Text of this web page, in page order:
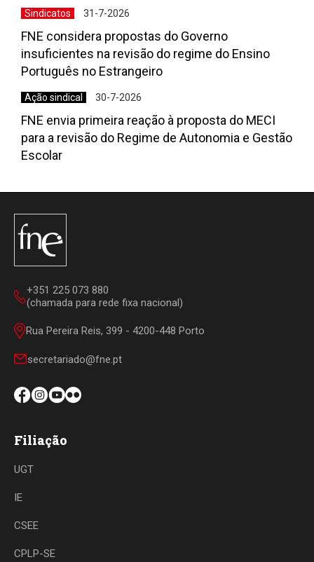
Sindicatos 31-7-2026
FNE considera propostas do Governo
insuficientes na revisão do regime do Ensino
Português no Estrangeiro
Ação sindical 30-7-2026
FNE envia primeira reação à proposta do MECI
para a revisão do Regime de Autonomia e Gestão
Escolar
+351 225 073 880
(chamada para rede fixa nacional)
Rua Pereira Reis, 399 - 4200-448 Porto
secretariado@fne.pt
Filiação
UGT
IE
CSEE
CPLP-SE